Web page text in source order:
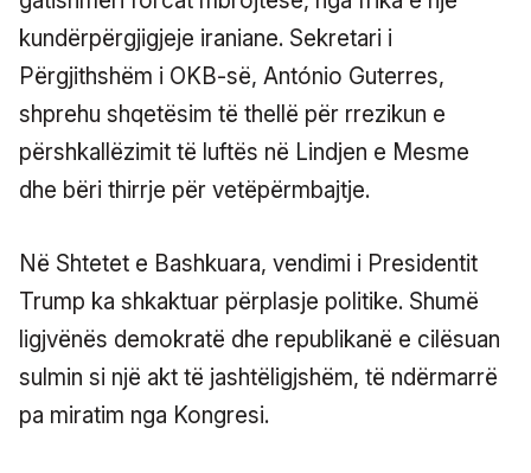
kundërpërgjigjeje iraniane. Sekretari i
Përgjithshëm i OKB-së, António Guterres,
shprehu shqetësim të thellë për rrezikun e
përshkallëzimit të luftës në Lindjen e Mesme
dhe bëri thirrje për vetëpërmbajtje.
Në Shtetet e Bashkuara, vendimi i Presidentit
Trump ka shkaktuar përplasje politike. Shumë
ligjvënës demokratë dhe republikanë e cilësuan
sulmin si një akt të jashtëligjshëm, të ndërmarrë
pa miratim nga Kongresi.